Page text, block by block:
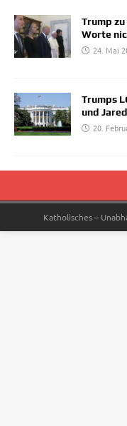
Trump
Worte
24. Mai
Trumps
und
20.
Katholisches –